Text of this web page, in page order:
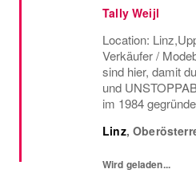
Tally Weijl
Location:
Verkäufer /
sind hier, damit
und
im 1984
Reise, um
Linz,
Wird geladen...